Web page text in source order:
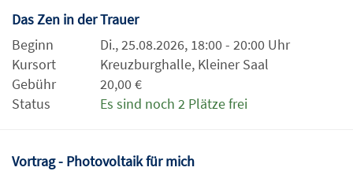
Das Zen in der Trauer
Beginn
Di., 25.08.2026, 18:00 - 20:00 Uhr
Kursort
Kreuzburghalle, Kleiner Saal
Gebühr
20,00 €
Status
Es sind noch 2 Plätze frei
Vortrag - Photovoltaik für mich